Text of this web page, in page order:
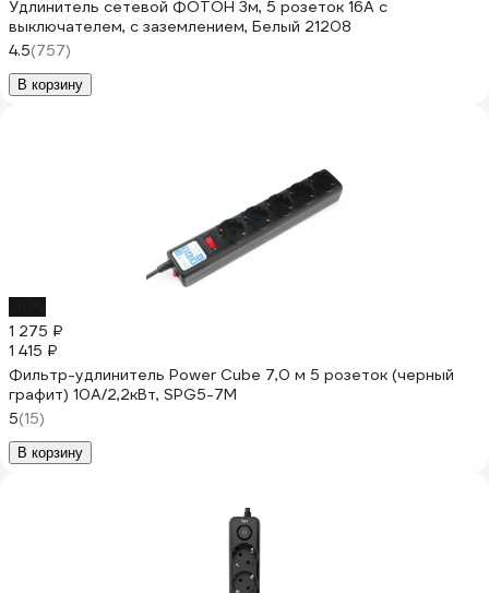
Удлинитель сетевой ФОТОН 3м, 5 розеток 16А с
выключателем, с заземлением, Белый 21208
4.5(757)
В корзину
1 275 ₽
1 415 ₽
Фильтр-удлинитель Power Cube 7,0 м 5 розеток (черный
графит) 10А/2,2кВт, SPG5-7M
5(15)
В корзину